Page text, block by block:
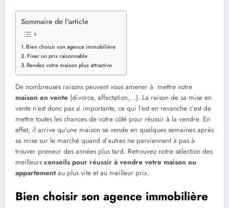
Sommaire de l'article
Bien choisir son agence immobilière
Fixer un prix raisonnable
Rendez votre maison plus attractive
De nombreuses raisons peuvent vous amener à mettre votre
maison en vente (divorce, affectation,…). La raison de sa mise en
vente n’est donc pas si importante, ce qui l’est en revanche c’est de
mettre toutes les chances de votre côté pour réussir à la vendre. En
effet, il arrive qu’une maison se vende en quelques semaines après
sa mise sur le marché quand d’autres ne parviennent à pas à
trouver preneur des années plus tard. Retrouvez notre sélection des
meilleurs conseils pour réussir à vendre votre maison ou
appartementau plus vite et au meilleur prix.
Bien choisir son agence immobilière